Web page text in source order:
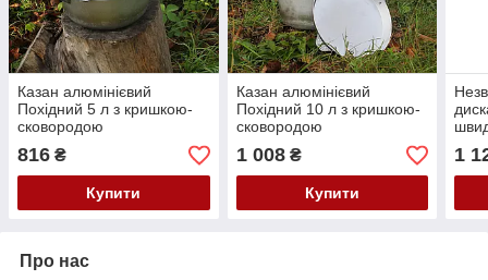
Казан алюмінієвий
Похідний 5 л з кришкою-
сковородою
816 ₴
Купити
Казан алюмінієвий
Похідний 10 л з кришкою-
сковородою
1 008₴
Купити
1
Про нас